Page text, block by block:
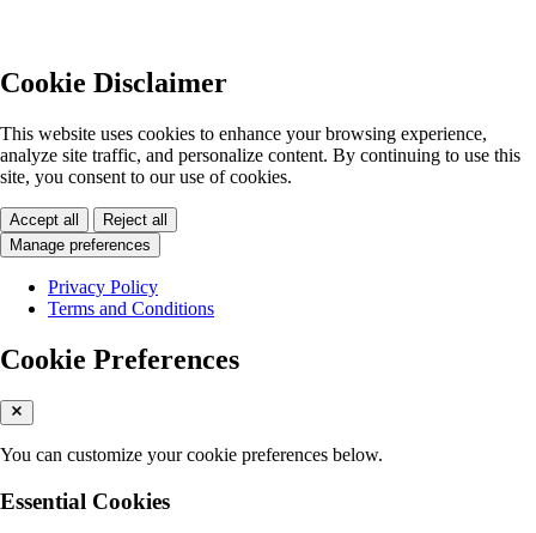
Cookie Disclaimer
This website uses cookies to enhance your browsing experience,
analyze site traffic, and personalize content. By continuing to use this
site, you consent to our use of cookies.
Accept all
Reject all
Manage preferences
Privacy Policy
Terms and Conditions
Cookie Preferences
You can customize your cookie preferences below.
Essential Cookies